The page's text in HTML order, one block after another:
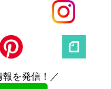
を発信！／